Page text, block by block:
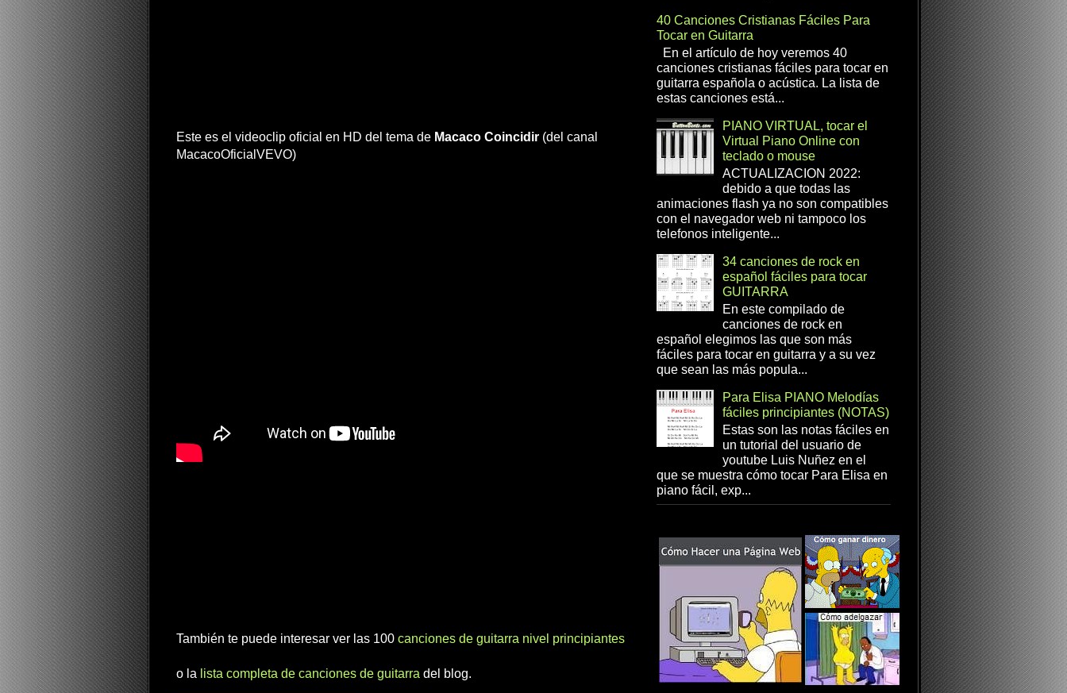
Este es el videoclip oficial en HD del tema de Macaco Coincidir (del canal
MacacoOficialVEVO)
También te puede interesar ver las 100 canciones de guitarra nivel principiantes
o la lista completa de canciones de guitarra del blog.
40 Canciones Cristianas Fáciles Para
Tocar en Guitarra
En el artículo de hoy veremos 40
canciones cristianas fáciles para tocar en
guitarra española o acústica. La lista de
estas canciones está...
PIANO VIRTUAL, tocar el
Virtual Piano Online con
teclado o mouse
ACTUALIZACION 2022:
debido a que todas las
animaciones flash ya no son compatibles
con el navegador web ni tampoco los
telefonos inteligente...
34 canciones de rock en
español fáciles para tocar
GUITARRA
En este compilado de
canciones de rock en
español elegimos las que son más
fáciles para tocar en guitarra y a su vez
que sean las más popula...
Para Elisa PIANO Melodías
fáciles principiantes (NOTAS)
Estas son las notas fáciles en
un tutorial del usuario de
youtube Luis Nuñez en el
que se muestra cómo tocar Para Elisa en
piano fácil, exp...